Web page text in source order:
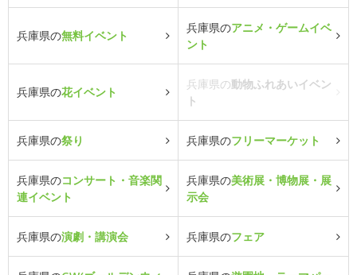
兵庫県の無料イベント
兵庫県のアニメ・ゲームイベ
ント
兵庫県の花イベント
兵庫県の動物ふれあいイベン
ト
兵庫県の祭り 兵庫県のフリーマーケット
兵庫県のコンサート・音楽関
連イベント
兵庫県の美術展・博物展・展
示会
兵庫県の演劇・講演会 兵庫県のフェア